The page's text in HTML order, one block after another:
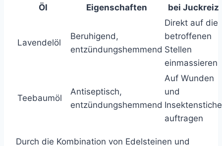
Öl
Eigenschaften
bei Juckreiz
Lavendelöl
Beruhigend,
entzündungshemmend
Direkt auf die
betroffenen
Stellen
einmassieren
Teebaumöl
Antiseptisch,
entzündungshemmend
Auf Wunden
und
Insektenstiche
auftragen
Durch die Kombination von Edelsteinen und